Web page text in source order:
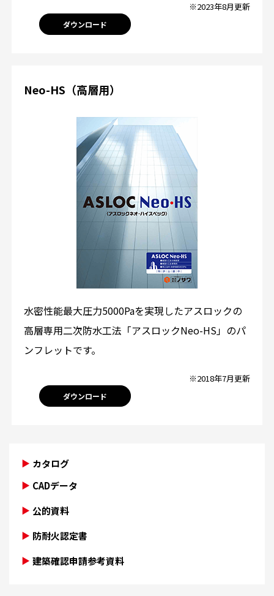
※2023年8月更新
ダウンロード
Neo-HS（高層用）
水密性能最大圧力5000Paを実現したアスロックの
高層専用二次防水工法「アスロックNeo-HS」のパ
ンフレットです。
※2018年7月更新
ダウンロード
カタログ
CADデータ
公的資料
防耐火認定書
建築確認申請参考資料